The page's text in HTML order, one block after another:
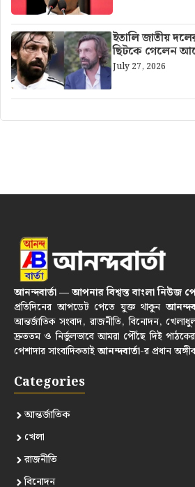
ইতালি জাতীয়
ছিটকে গেলেন
July 27, 2026
আনন্দবার্তা — আপনার বিশ্বস্ত বাংলা নিউজ
প্রতিদিনের আপডেট পেতে যুক্ত থাকুন
আন্তর্জাতিক সংবাদ, রাজনীতি, বিনোদন,
দ্রুততম ও নির্ভুলভাবে আমরা পৌঁছে দিই
পেশাদার সাংবাদিকতাইআনন্দবার্তা-র প্রধান
Categories
আন্তর্জাতিক
খেলা
রাজনীতি
বিনোদন